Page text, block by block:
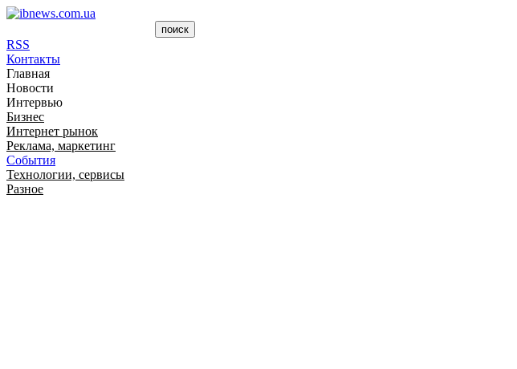
RSS
Контакты
Главная
Новости
Интервью
Бизнес
Интернет рынок
Реклама, маркетинг
События
Технологии, сервисы
Разное